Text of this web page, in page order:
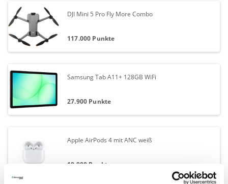
DJI Mini 5 Pro Fly More Combo
117.000 Punkte
Samsung Tab A11+ 128GB WiFi
27.900 Punkte
Apple AirPods 4 mit ANC weiß
19.900 Punkte